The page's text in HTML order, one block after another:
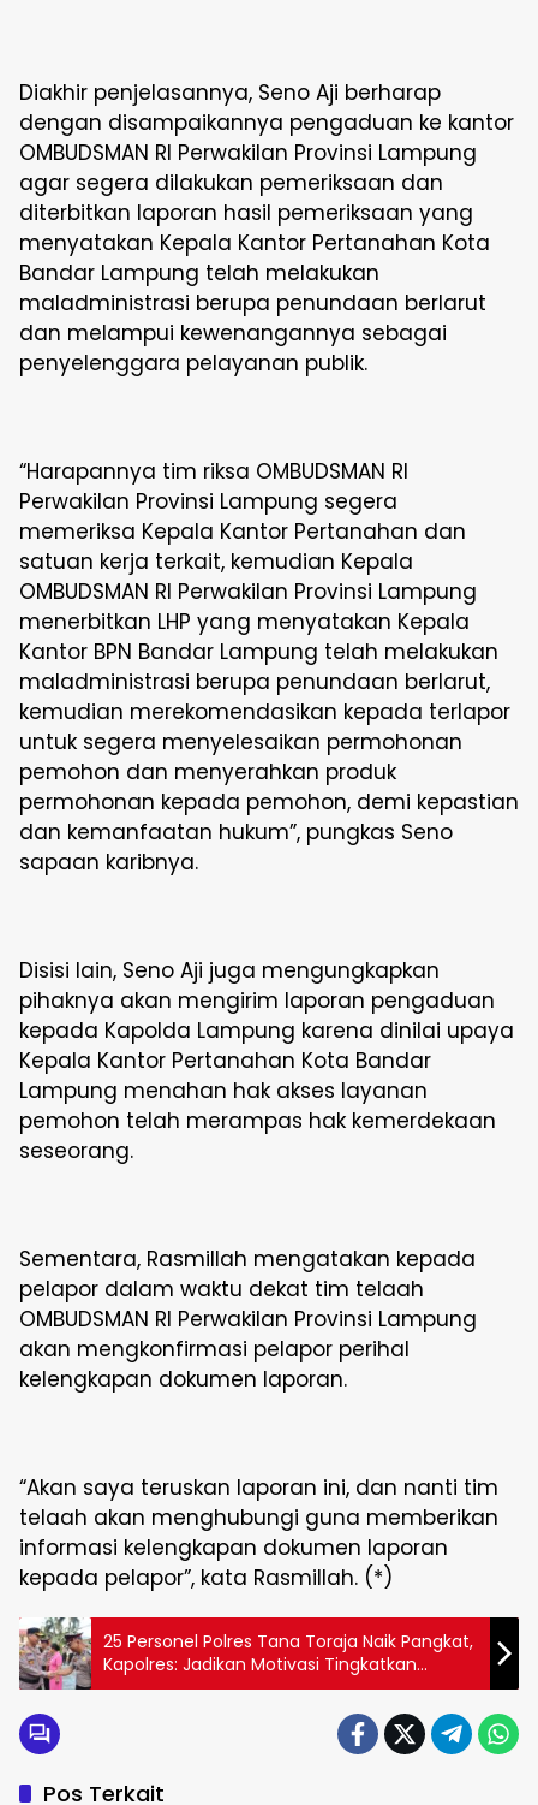
Diakhir penjelasannya, Seno Aji berharap
dengan disampaikannya pengaduan ke kantor
OMBUDSMAN RI Perwakilan Provinsi Lampung
agar segera dilakukan pemeriksaan dan
diterbitkan laporan hasil pemeriksaan yang
menyatakan Kepala Kantor Pertanahan Kota
Bandar Lampung telah melakukan
maladministrasi berupa penundaan berlarut
dan melampui kewenangannya sebagai
penyelenggara pelayanan publik.
“Harapannya tim riksa OMBUDSMAN RI
Perwakilan Provinsi Lampung segera
memeriksa Kepala Kantor Pertanahan dan
satuan kerja terkait, kemudian Kepala
OMBUDSMAN RI Perwakilan Provinsi Lampung
menerbitkan LHP yang menyatakan Kepala
Kantor BPN Bandar Lampung telah melakukan
maladministrasi berupa penundaan berlarut,
kemudian merekomendasikan kepada terlapor
untuk segera menyelesaikan permohonan
pemohon dan menyerahkan produk
permohonan kepada pemohon, demi kepastian
dan kemanfaatan hukum”, pungkas Seno
sapaan karibnya.
Disisi lain, Seno Aji juga mengungkapkan
pihaknya akan mengirim laporan pengaduan
kepada Kapolda Lampung karena dinilai upaya
Kepala Kantor Pertanahan Kota Bandar
Lampung menahan hak akses layanan
pemohon telah merampas hak kemerdekaan
seseorang.
Sementara, Rasmillah mengatakan kepada
pelapor dalam waktu dekat tim telaah
OMBUDSMAN RI Perwakilan Provinsi Lampung
akan mengkonfirmasi pelapor perihal
kelengkapan dokumen laporan.
“Akan saya teruskan laporan ini, dan nanti tim
telaah akan menghubungi guna memberikan
informasi kelengkapan dokumen laporan
kepada pelapor”, kata Rasmillah. (*)
25 Personel Polres Tana Toraja Naik Pangkat,
Kapolres: Jadikan Motivasi Tingkatkan
Profesionalisme
Pos Terkait